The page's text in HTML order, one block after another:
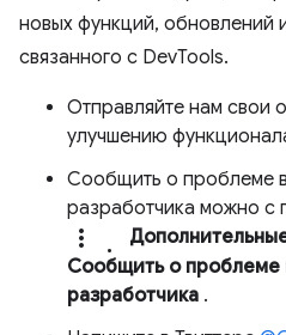
новых функций, обновлений
связанного с DevTools.
Отправляйте нам свои
улучшению
Сообщить о проблеме
разработчика можно
more_vert.
Сообщить о проблеме
разработчика .